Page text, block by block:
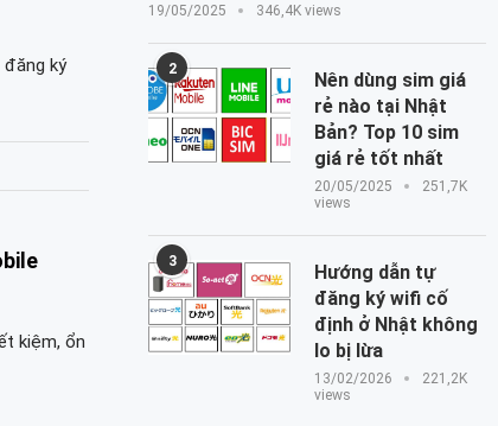
đăng ký
kiệm, ổn
19/05/2025 346,4K views
2
Nên dùng sim giá
rẻ nào tại Nhật
Bản? Top 10 sim
giá rẻ tốt nhất
20/05/2025
251,7K
views
3
Hướng dẫn tự
đăng ký wifi cố
định ở Nhật không
lo bị lừa
13/02/2026
221,2K
views